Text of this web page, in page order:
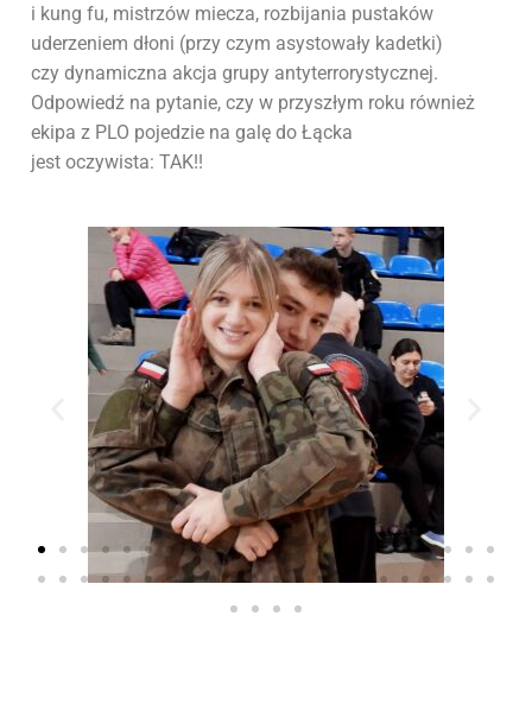
i kung fu, mistrzów miecza, rozbijania pustaków
uderzeniem dłoni (przy czym asystowały kadetki)
czy dynamiczna akcja grupy antyterrorystycznej.
Odpowiedź na pytanie, czy w przyszłym roku również
ekipa z PLO pojedzie na galę do Łącka
jest oczywista: TAK!!